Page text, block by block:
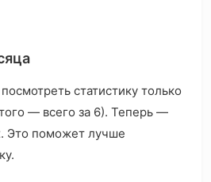
статистику только
— всего за 6). Теперь —
Это поможет лучше